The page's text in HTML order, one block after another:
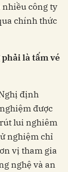
nhiều công ty
chính thức
phảilàtấmvé
định
được
lui nghiêm
nghiệm chỉ
vị tham gia
nghệ và an